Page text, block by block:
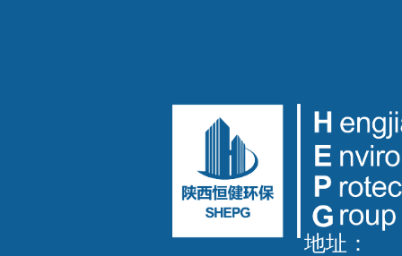
地址：